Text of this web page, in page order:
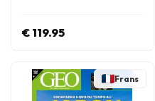
€ 119.95
Frans